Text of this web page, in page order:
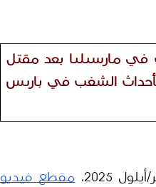
مقطع فيديو